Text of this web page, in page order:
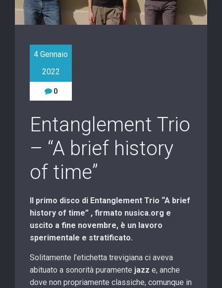
4 Gennaio
2022
0
Entanglement Trio
– “A brief history
of time”
Il primo disco di Entanglement Trio “A brief
history of time” , firmato nusica.org e
uscito a fine novembre, è un lavoro
sperimentale e stratificato.
Solitamente l’etichetta trevigiana ci aveva
abituato a sonorità puramente jazz e, anche
dove non propriamente classiche, comunque in